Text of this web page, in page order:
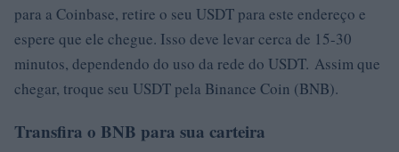
para a Coinbase, retire o seu USDT para este endereço e
espere que ele chegue. Isso deve levar cerca de 15-30
minutos, dependendo do uso da rede do USDT. Assim que
chegar, troque seu USDT pela Binance Coin (BNB).
Transfira o BNB para sua carteira